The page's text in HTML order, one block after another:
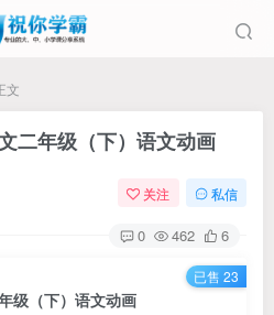
文
二年级（下）语文动画
关注 私信
0 462 6
级（下）语文动画
已售 23